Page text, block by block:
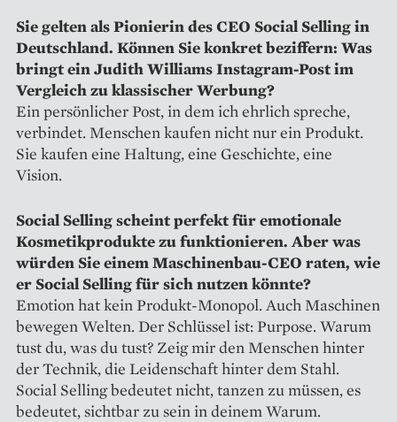
Sie gelten als Pionierin des CEO Social Selling in
Deutschland. Können Sie konkret beziffern: Was
bringt ein Judith Williams Instagram-Post im
Vergleich zu klassischer Werbung?
Ein persönlicher Post, in dem ich ehrlich spreche,
verbindet. Menschen kaufen nicht nur ein Produkt.
Sie kaufen eine Haltung, eine Geschichte, eine
Vision.
Social Selling scheint perfekt für emotionale
Kosmetikprodukte zu funktionieren. Aber was
würden Sie einem Maschinenbau-CEO raten, wie
er Social Selling für sich nutzen könnte?
Emotion hat kein Produkt-Monopol. Auch Maschinen
bewegen Welten. Der Schlüssel ist: Purpose. Warum
tust du, was du tust? Zeig mir den Menschen hinter
der Technik, die Leidenschaft hinter dem Stahl.
Social Selling bedeutet nicht, tanzen zu müssen, es
bedeutet, sichtbar zu sein in deinem Warum.